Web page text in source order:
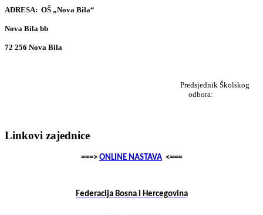
ADRESA: OŠ „Nova Bila“
Nova Bila bb
72 256 Nova Bila
Predsjednik Školskog
odbora:
Linkovi zajednice
===> ONLINE NASTAVA <===
Federacija Bosna i Hercegovina